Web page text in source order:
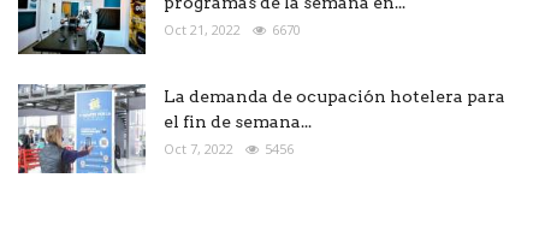
Oct 21, 2022 6670
La demanda de ocupación hotelera para
el fin de semana...
Oct 7, 2022 5456